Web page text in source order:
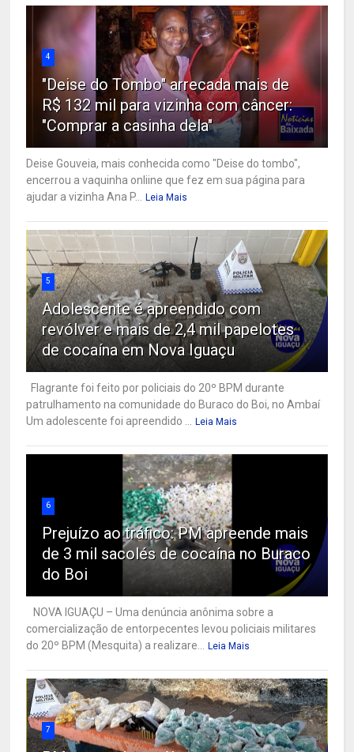
4
"Deise do Tombo" arrecada mais de
R$ 132 mil para vizinha com câncer:
"Comprar a casinha dela"
Deise Gouveia, mais conhecida como "Deise do tombo",
encerrou a vaquinha onliine que fez em sua página para
ajudar a vizinha Ana P...
Leia Mais
5
Adolescente é apreendido com
revólver e mais de 2,4 mil papelotes
de cocaína em Nova Iguaçu
Flagrante foi feito por policiais do 20º BPM durante
patrulhamento na comunidade do Buraco do Boi, no Ambaí
Um adolescente foi apreendido ...
Leia Mais
6
Prejuízo ao tráfico: PM apreende mais
de 3 mil sacolés de cocaína no Buraco
do Boi
NOVA IGUAÇU – Uma denúncia anônima sobre a
comercialização de entorpecentes levou policiais militares
do 20º BPM (Mesquita) a realizare...
Leia Mais
7